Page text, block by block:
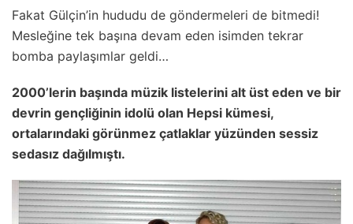
Fakat Gülçin’in hududu de göndermeleri de bitmedi!
Mesleğine tek başına devam eden isimden tekrar
bomba paylaşımlar geldi…
2000’lerin başında müzik listelerini alt üst eden ve bir
devrin gençliğinin idolü olan Hepsi kümesi,
ortalarındaki görünmez çatlaklar yüzünden sessiz
sedasız dağılmıştı.